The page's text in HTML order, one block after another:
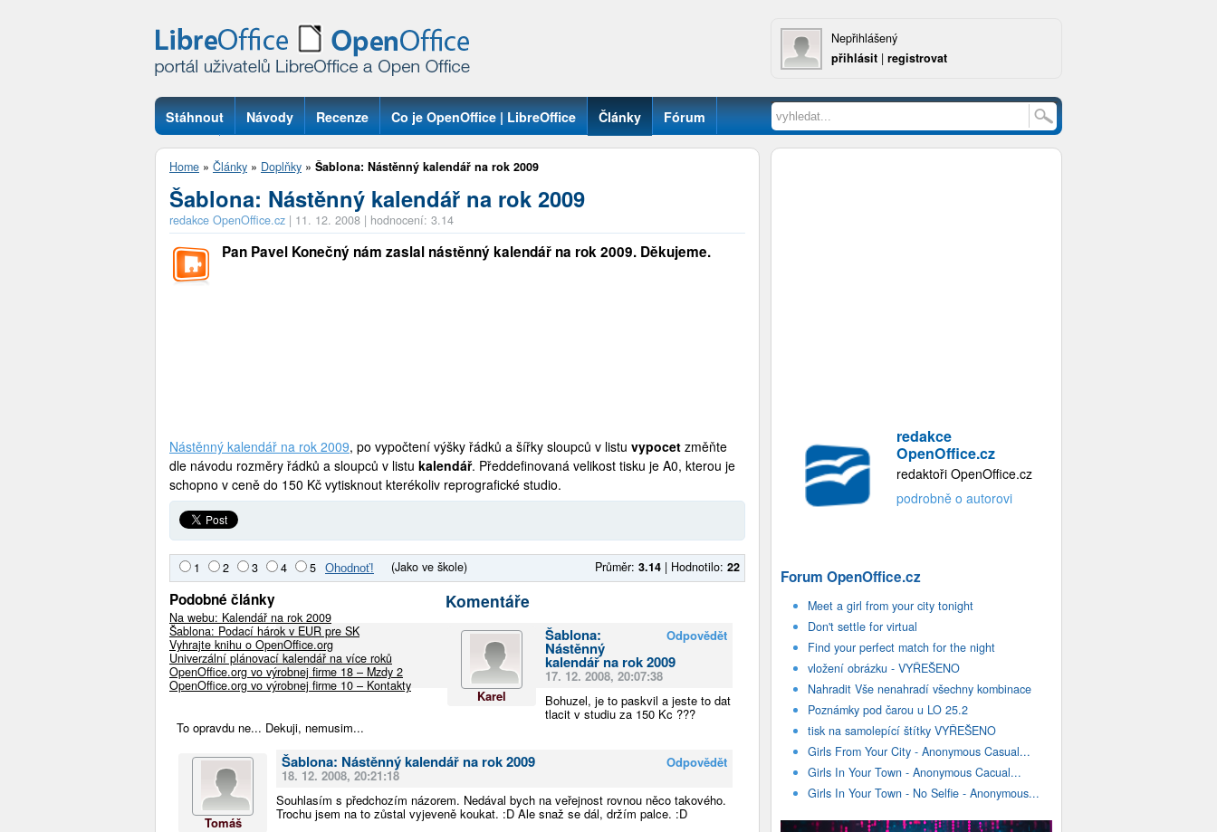
Nepřihlášený
přihlásit | registrovat
Stáhnout Návody Recenze Co je OpenOffice | LibreOffice Články Fórum
Otázky
Home » Články » Doplňky » Šablona: Nástěnný kalendář na rok 2009
Šablona: Nástěnný kalendář na rok 2009
redakce OpenOffice.cz | 11. 12. 2008 | hodnocení: 3.14
Pan Pavel Konečný nám zaslal nástěnný kalendář na rok 2009. Děkujeme.
Nástěnný kalendář na rok 2009, po vypočtení výšky řádků a šířky sloupců v listu vypocet změňte
dle návodu rozměry řádků a sloupců v listu kalendář. Předdefinovaná velikost tisku je A0, kterou je
schopno v ceně do 150 Kč vytisknout kterékoliv reprografické studio.
1 2 3 4 5 (Jako ve škole) Průměr: 3.14 | Hodnotilo: 22
Podobné články
Na webu: Kalendář na rok 2009
Šablona: Podací hárok v EUR pre SK
Vyhrajte knihu o OpenOffice.org
Univerzální plánovací kalendář na více roků
OpenOffice.org vo výrobnej firme 18 – Mzdy 2
OpenOffice.org vo výrobnej firme 10 – Kontakty
Komentáře
Karel
Odpovědět
Šablona:
Nástěnný
kalendář na rok 2009
17. 12. 2008, 20:07:38
Bohuzel, je to paskvil a jeste to dat
tlacit v studiu za 150 Kc ???
To opravdu ne... Dekuji, nemusim...
Tomáš
Odpovědět
Šablona: Nástěnný kalendář na rok 2009
18. 12. 2008, 20:21:18
Souhlasím s předchozím názorem. Nedával bych na veřejnost rovnou něco takového.
Trochu jsem na to zůstal vyjeveně koukat. :D Ale snaž se dál, držím palce. :D
redakce
OpenOffice.cz
redaktoři OpenOffice.cz
podrobně o autorovi
Forum OpenOffice.cz
Meet a girl from your city tonight
Don't settle for virtual
Find your perfect match for the night
vložení obrázku - VYŘEŠENO
Nahradit Vše nenahradí všechny kombinace
Poznámky pod čarou u LO 25.2
tisk na samolepící štítky VYŘEŠENO
Girls From Your City - Anonymous Casual...
Girls In Your Town - Anonymous Cacual...
Girls In Your Town - No Selfie - Anonymous...